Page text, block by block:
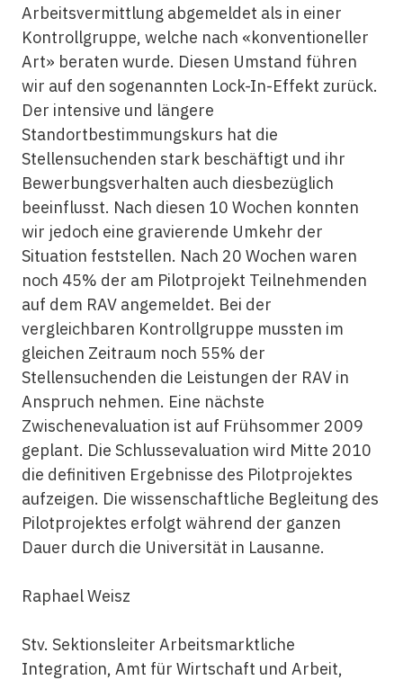
Arbeitsvermittlung abgemeldet als in einer
Kontrollgruppe, welche nach «konventioneller
Art» beraten wurde. Diesen Umstand führen
wir auf den sogenannten Lock-In-Effekt zurück.
Der intensive und längere
Standortbestimmungskurs hat die
Stellensuchenden stark beschäftigt und ihr
Bewerbungsverhalten auch diesbezüglich
beeinflusst. Nach diesen 10 Wochen konnten
wir jedoch eine gravierende Umkehr der
Situation feststellen. Nach 20 Wochen waren
noch 45% der am Pilotprojekt Teilnehmenden
auf dem RAV angemeldet. Bei der
vergleichbaren Kontrollgruppe mussten im
gleichen Zeitraum noch 55% der
Stellensuchenden die Leistungen der RAV in
Anspruch nehmen. Eine nächste
Zwischenevaluation ist auf Frühsommer 2009
geplant. Die Schlussevaluation wird Mitte 2010
die definitiven Ergebnisse des Pilotprojektes
aufzeigen. Die wissenschaftliche Begleitung des
Pilotprojektes erfolgt während der ganzen
Dauer durch die Universität in Lausanne.
Raphael Weisz
Stv. Sektionsleiter Arbeitsmarktliche
Integration, Amt für Wirtschaft und Arbeit,